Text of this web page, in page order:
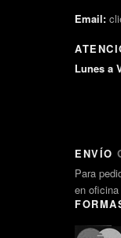
Email:
Lunes a
ENVÍO
Para
en